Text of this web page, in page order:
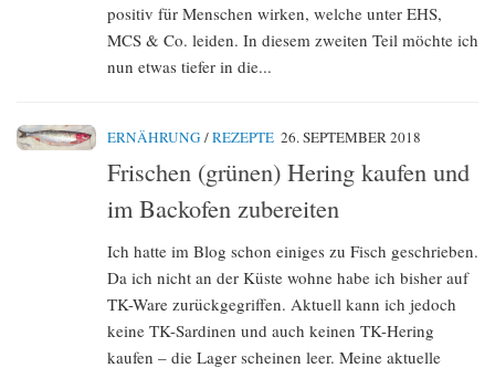
positiv für Menschen wirken, welche unter EHS,
MCS & Co. leiden. In diesem zweiten Teil möchte ich
nun etwas tiefer in die...
ERNÄHRUNG /REZEPTE 26. SEPTEMBER 2018
Frischen (grünen) Hering kaufen und
im Backofen zubereiten
Ich hatte im Blog schon einiges zu Fisch geschrieben.
Da ich nicht an der Küste wohne habe ich bisher auf
TK-Ware zurückgegriffen. Aktuell kann ich jedoch
keine TK-Sardinen und auch keinen TK-Hering
kaufen – die Lager scheinen leer. Meine aktuelle